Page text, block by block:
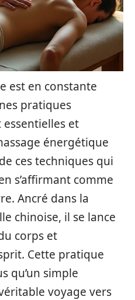
est en constante
pratiques
et
énergétique
ces techniques qui
s’affirmant comme
Ancré dans la
chinoise, il se lance
corps et
Cette pratique
qu’un simple
voyage vers